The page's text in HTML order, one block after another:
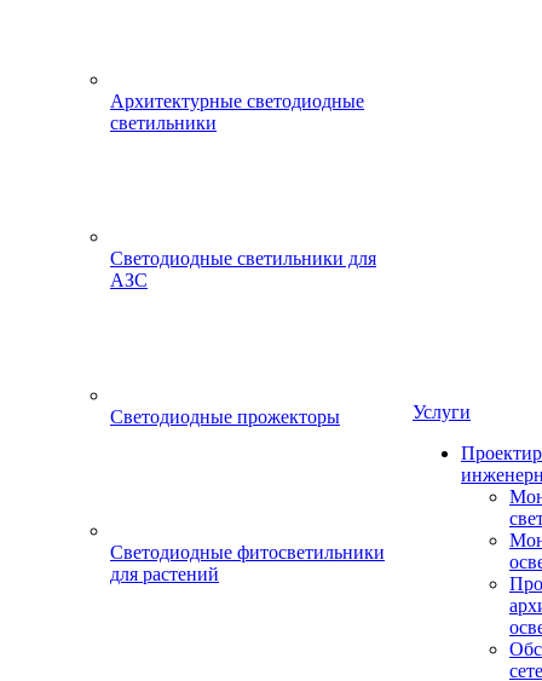
Архитектурные светодиодные
светильники
Светодиодные светильники для
АЗС
Светодиодные прожекторы
Светодиодные фитосветильники
для растений
Услуги